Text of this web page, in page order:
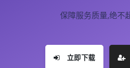
保障服务质量️,绝不
立即下载